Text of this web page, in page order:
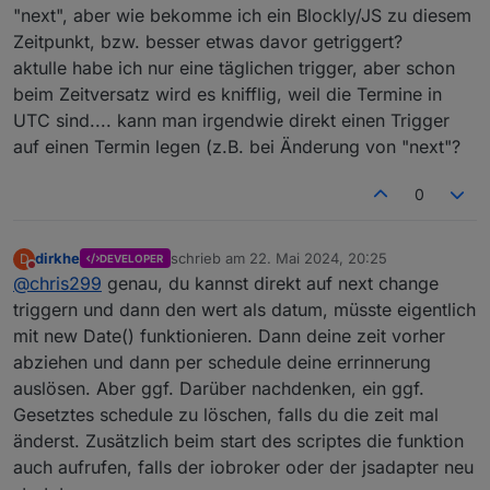
schon 2 Lösungsvorschläge gemacht, die wurden aber
ignoriert.
Sollte in der 1.3.7 gefixt sein. Das Logging habe ich auch
ein bisschen angepasst
"next", aber wie bekomme ich ein Blockly/JS zu diesem
Zeitpunkt, bzw. besser etwas davor getriggert?
aktulle habe ich nur eine täglichen trigger, aber schon
beim Zeitversatz wird es knifflig, weil die Termine in
UTC sind.... kann man irgendwie direkt einen Trigger
auf einen Termin legen (z.B. bei Änderung von "next"?
0
D
Nicht stören
dirkhe DEVELOPER schrieb am 22. Mai 2024, 20:25
zuletzt editiert von
@chris299 genau, du kannst direkt auf next change
triggern und dann den wert als datum, müsste eigentlich
mit new Date() funktionieren. Dann deine zeit vorher
abziehen und dann per schedule deine errinnerung
auslösen. Aber ggf. Darüber nachdenken, ein ggf.
Gesetztes schedule zu löschen, falls du die zeit mal
änderst. Zusätzlich beim start des scriptes die funktion
auch aufrufen, falls der iobroker oder der jsadapter neu